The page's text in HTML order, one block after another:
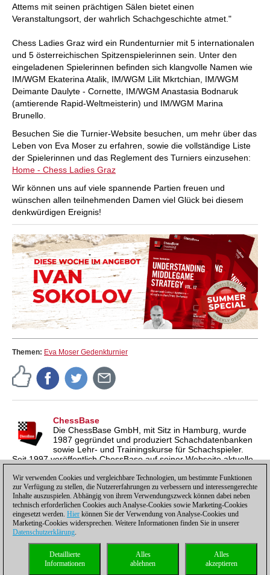
Attems mit seinen prächtigen Sälen bietet einen
Veranstaltungsort, der wahrlich Schachgeschichte atmet."
Chess Ladies Graz wird ein Rundenturnier mit 5 internationalen
und 5 österreichischen Spitzenspielerinnen sein. Unter den
eingeladenen Spielerinnen befinden sich klangvolle Namen wie
IM/WGM Ekaterina Atalik, IM/WGM Lilit Mkrtchian, IM/WGM
Deimante Daulyte - Cornette, IM/WGM Anastasia Bodnaruk
(amtierende Rapid-Weltmeisterin) und IM/WGM Marina
Brunello.
Besuchen Sie die Turnier-Website besuchen, um mehr über das
Leben von Eva Moser zu erfahren, sowie die vollständige Liste
der Spielerinnen und das Reglement des Turniers einzusehen:
Home - Chess Ladies Graz
Wir können uns auf viele spannende Partien freuen und
wünschen allen teilnehmenden Damen viel Glück bei diesem
denkwürdigen Ereignis!
Themen: Eva Moser Gedenkturnier
ChessBase
Die ChessBase GmbH, mit Sitz in Hamburg, wurde
1987 gegründet und produziert Schachdatenbanken
sowie Lehr- und Trainingskurse für Schachspieler.
Seit 1997 veröffentlich ChessBase auf seiner Webseite aktuelle
inzwischen in vier Sprachen und gilt weltweit als wichtigste
Schachnachrichtenseite.
Datenschutzhinweis| Kontakt| |Lizenzen
Compliance Hotline|
Wir verwenden Cookies und vergleichbare Technologien, um bestimmte Funktionen
zur Verfügung zu stellen, die Nutzererfahrungen zu verbessern und interessengerechte
Inhalte auszuspielen. Abhängig von ihrem Verwendungszweck können dabei neben
technisch erforderlichen Cookies auch Analyse-Cookies sowie Marketing-Cookies
eingesetzt werden. Hier können Sie der Verwendung von Analyse-Cookies und
Marketing-Cookies widersprechen. Weitere Informationen finden Sie in unserer
Datenschutzerklärung.
Alles
akzeptieren
Alles
ablehnen
Detaillierte
Informationen